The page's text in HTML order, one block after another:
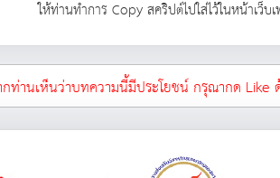
ให้ท่านทำการ Copy สคริปต์ไปใส่ไว้ในหน้าเว็บ
ท่านเห็นว่าบทความนี้มีประโยชน์ กรุณากด Like